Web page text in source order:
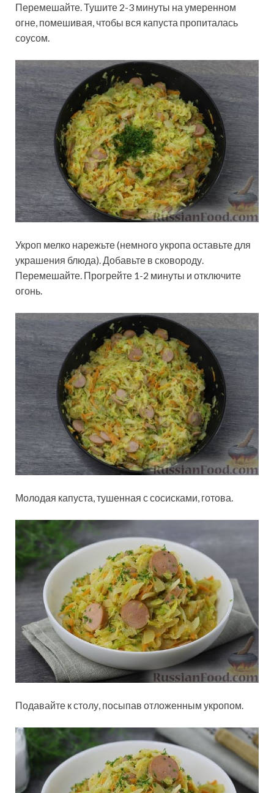
Перемешайте. Тушите 2-3 минуты на умеренном
огне, помешивая, чтобы вся капуста пропиталась
соусом.
Укроп мелко нарежьте (немного укропа оставьте для
украшения блюда). Добавьте в сковороду.
Перемешайте. Прогрейте 1-2 минуты и отключите
огонь.
Молодая капуста, тушенная с сосисками, готова.
Подавайте к столу, посыпав отложенным укропом.